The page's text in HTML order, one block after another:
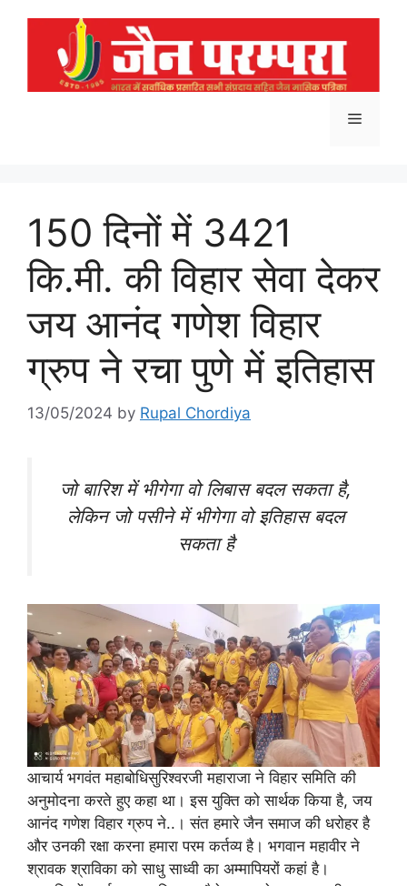
Menu
150 दिनों में 3421
कि.मी. की विहार सेवा देकर
जय आनंद गणेश विहार
ग्रुप ने रचा पुणे में इतिहास
13/05/2024 by Rupal Chordiya
जो बारिश में भीगेगा वो लिबास बदल सकता है,
लेकिन जो पसीने में भीगेगा वो इतिहास बदल
सकता है
आचार्य भगवंत महाबोधिसुरिश्वरजी महाराजा ने विहार समिति की
अनुमोदना करते हुए कहा था। इस युक्ति को सार्थक किया है, जय
आनंद गणेश विहार ग्रुप ने..। संत हमारे जैन समाज की धरोहर है
और उनकी रक्षा करना हमारा परम कर्तव्य है। भगवान महावीर ने
श्रावक श्राविका को साधु साध्वी का अम्मापियरों कहां है।